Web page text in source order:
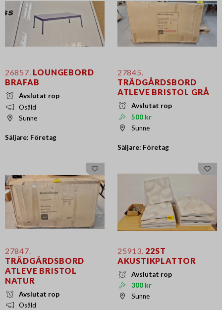
26857. LOUNGEBORD
BRAFAB
Avslutat rop
Osåld
Sunne
Säljare: Företag
27845.
TRÄDGÅRDSBORD
ATLEVE BRISTOL GRÅ
Avslutat rop
500 kr
Sunne
Säljare: Företag
27847.
TRÄDGÅRDSBORD
ATLEVE BRISTOL
NATUR
Avslutat rop
Osåld
25913. 22ST
AKUSTIKPLATTOR
Avslutat rop
300 kr
Sunne